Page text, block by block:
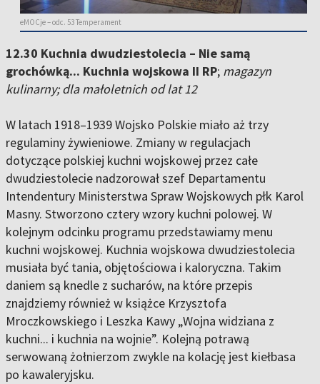
eMOCje – odc. 53 Temperament
12.30 Kuchnia dwudziestolecia – Nie samą
grochówką... Kuchnia wojskowa II RP; magazyn
kulinarny; dla małoletnich od lat 12
W latach 1918–1939 Wojsko Polskie miało aż trzy
regulaminy żywieniowe. Zmiany w regulacjach
dotyczące polskiej kuchni wojskowej przez całe
dwudziestolecie nadzorował szef Departamentu
Intendentury Ministerstwa Spraw Wojskowych płk Karol
Masny. Stworzono cztery wzory kuchni polowej. W
kolejnym odcinku programu przedstawiamy menu
kuchni wojskowej. Kuchnia wojskowa dwudziestolecia
musiała być tania, objętościowa i kaloryczna. Takim
daniem są knedle z sucharów, na które przepis
znajdziemy również w książce Krzysztofa
Mroczkowskiego i Leszka Kawy „Wojna widziana z
kuchni... i kuchnia na wojnie”. Kolejną potrawą
serwowaną żołnierzom zwykle na kolację jest kiełbasa
po kawaleryjsku.